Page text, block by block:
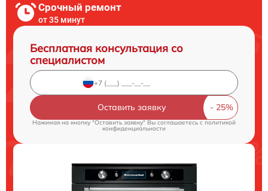
Срочный ремонт
от 35 минут
Бесплатная консультация со
специалистом
Оставить заявку
Нажимая на кнопку "Оставить заявку" Вы соглашаетесь cполитикой
конфиденциальности